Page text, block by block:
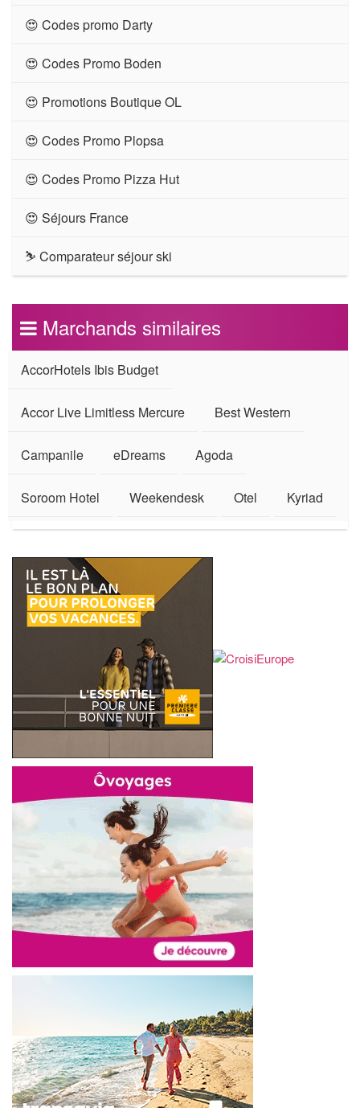
😍 Codes promo Darty
😍 Codes Promo Boden
😍 Promotions Boutique OL
😍 Codes Promo Plopsa
😍 Codes Promo Pizza Hut
😍 Séjours France
⛷ Comparateur séjour ski
Marchands similaires
AccorHotels Ibis Budget
Accor Live Limitless Mercure Best Western
Campanile eDreams Agoda
Soroom Hotel Weekendesk Otel Kyriad